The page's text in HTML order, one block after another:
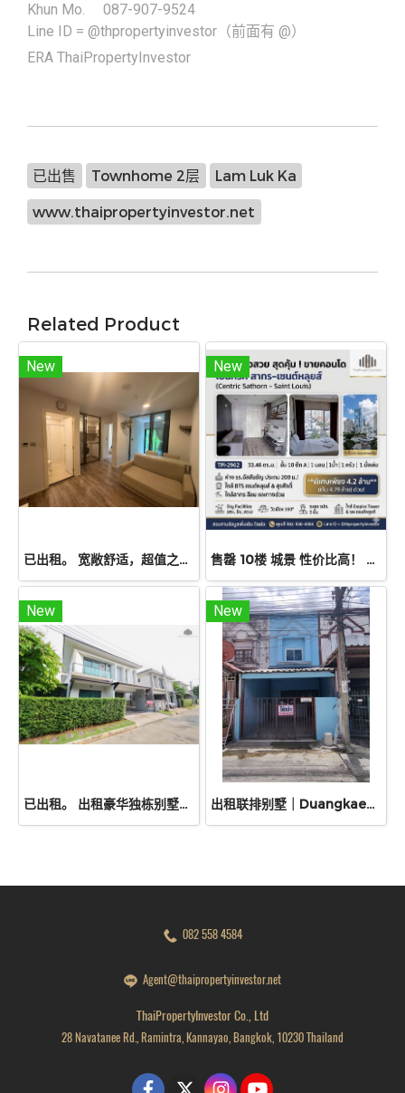
Khun Mo. 087-907-9524
Line ID = @thpropertyinvestor（前面有 @）
ERA ThaiPropertyInvestor
已出售 Townhome 2层 Lam Luk Ka
www.thaipropertyinvestor.net
Related Product
New
已出租。 宽敞舒适，超值之选！出租公寓Atmoz Chaengwattana，34.88 平方米，两室一厅，二楼。毗邻 Lotus、Makro 和 Central Chaengwattana 购物中心。近 MRT Sri Ratch 地铁站和 Sri Ratch 高速公路！
New
售罄 10楼 城景 性价比高！ 出售公寓Centric Sathorn – Saint Louis（SC Asset开发），离Assumption小学仅200米，近BTS Saint Louis 600 米 近BTS Surasak，急售
New
已出租。 出租豪华独栋别墅位于 PYVE Ratchaphruek–Sirindhorn 的稀有转角独栋别墅，土地面积 53.9 平方哇，使用面积 229 平方米，规划 3间卧室、4间浴室，配备宽敞厨房、Pantry、多功能房及花园空间。
New
出租联排别墅｜Duangkaew Village
082 558 4584
Agent@thaipropertyinvestor.net
ThaiPropertyInvestor Co., Ltd
28 Navatanee Rd., Ramintra, Kannayao, Bangkok, 10230 Thailand